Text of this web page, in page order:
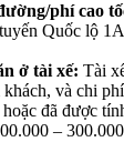
phí cao
Quốc lộ
ở tài xế: Tài
và chi
hoặc đã được
–